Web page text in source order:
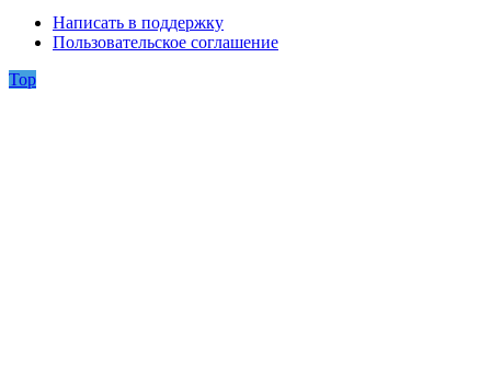
Написать в поддержку
Пользовательское соглашение
Top